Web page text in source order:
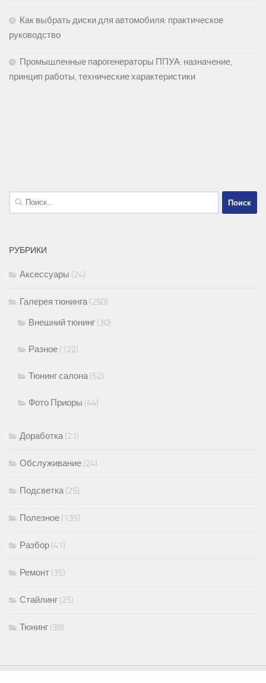
Как выбрать диски для автомобиля: практическое
руководство
Промышленные парогенераторы ППУА: назначение,
принцип работы, технические характеристики
Найти:
РУБРИКИ
Аксессуары (24)
Галерея тюнинга(250)
Внешний тюнинг (30)
Разное (122)
Тюнинг салона(52)
Фото Приоры (44)
Доработка(21)
Обслуживание (24)
Подсветка(25)
Полезное (135)
Разбор (41)
Ремонт (35)
Стайлинг (25)
Тюнинг (38)